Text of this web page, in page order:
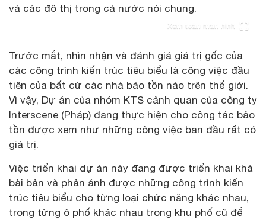
và các đô thị trong cả nước nói chung.
Xem toàn màn hình
Trước mắt, nhìn nhận và đánh giá giá trị gốc của
các công trình kiến trúc tiêu biểu là công việc đầu
tiên của bất cứ các nhà bảo tồn nào trên thế giới.
Vì vậy, Dự án của nhóm KTS cảnh quan của công ty
Interscene (Pháp) đang thực hiện cho công tác bảo
tồn được xem như những công việc ban đầu rất có
giá trị.
Việc triển khai dự án này đang được triển khai khá
bài bản và phản ánh được những công trình kiến
trúc tiêu biểu cho từng loại chức năng khác nhau,
trong từng ô phố khác nhau trong khu phố cũ để